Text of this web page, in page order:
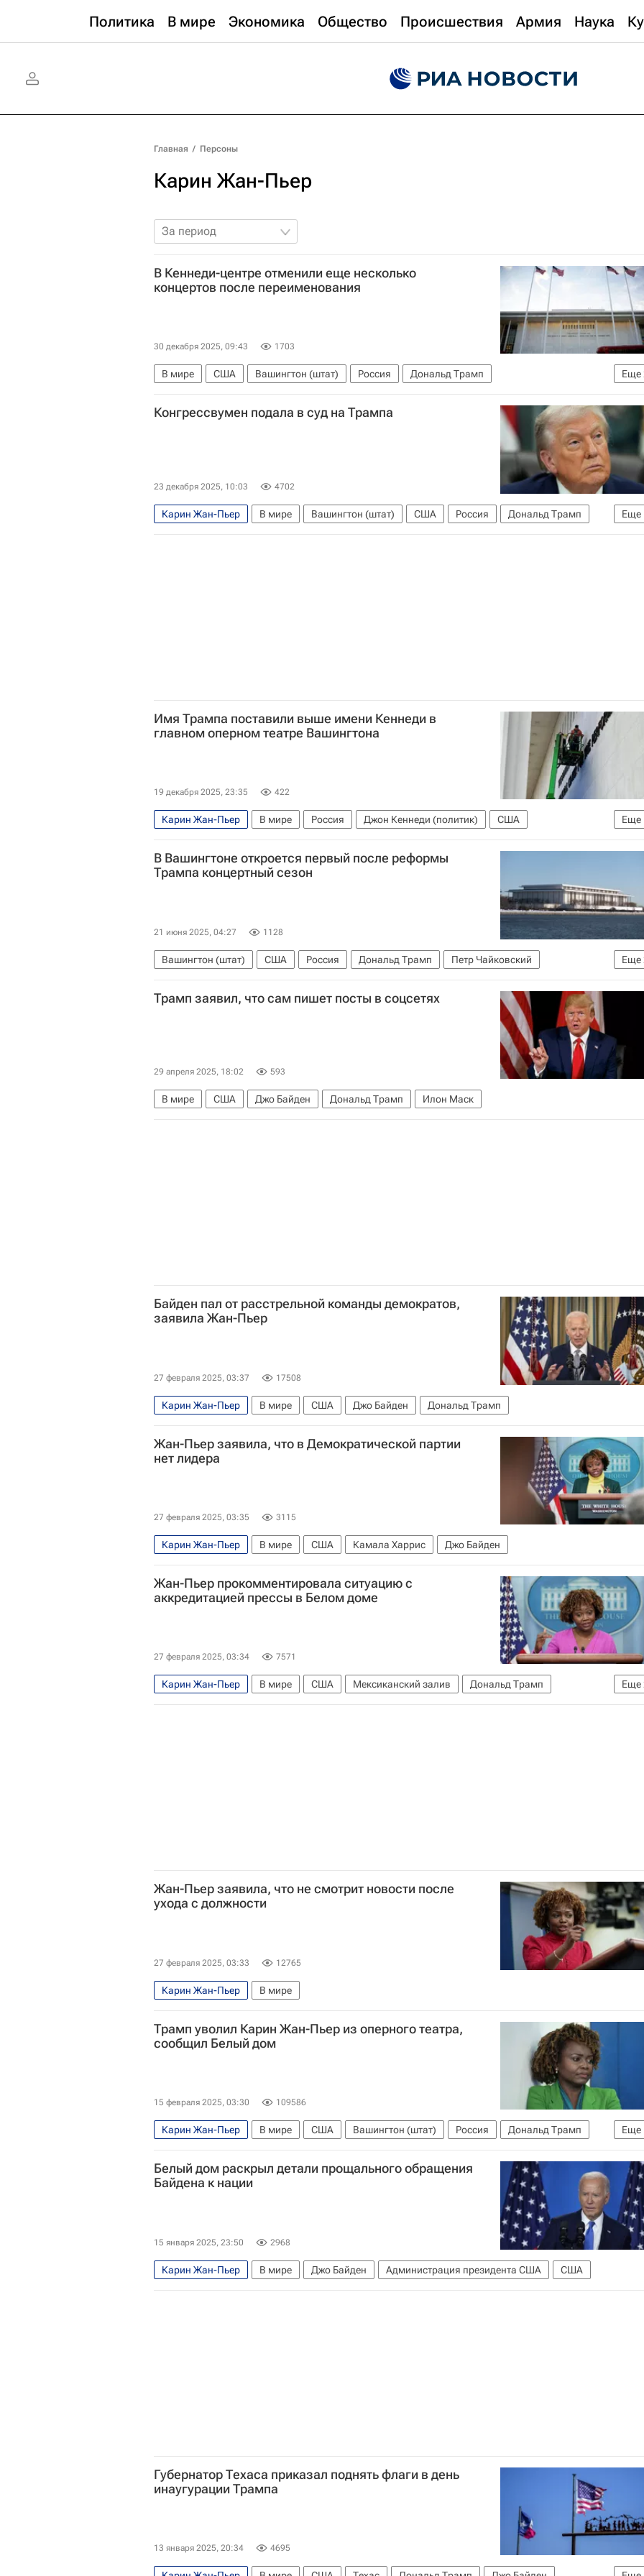
Политика В мире Экономика Общество Происшествия Армия Наука
Главная / Персоны
Карин Жан-Пьер
За период
В Кеннеди-центре отменили еще несколько
концертов после переименования
30 декабря 2025, 09:43 1703
Еще
В мире США Вашингтон (штат) Россия
Дональд Трамп
Джон Кеннеди (политик)
Каролин Левитт
Конгрессвумен подала в суд на Трампа
23 декабря 2025, 10:03 4702
Еще
Карин Жан-Пьер В мире Вашингтон (штат) США Россия
Дональд Трамп
Каролин Левитт
Имя Трампа поставили выше имени Кеннеди в
главном оперном театре Вашингтона
19 декабря 2025, 23:35 422
Еще
Карин Жан-Пьер В мире Россия Джон Кеннеди (политик)
США
Дональд Трамп
В Вашингтоне откроется первый после реформы
Трампа концертный сезон
21 июня 2025, 04:27 1128
Еще
Вашингтон (штат) США Россия Дональд Трамп
Петр Чайковский
Джон Кеннеди (политик)
В мире
Трамп заявил, что сам пишет посты в соцсетях
29 апреля 2025, 18:02 593
В мире США Джо Байден Дональд Трамп Илон Маск
Байден пал от расстрельной команды демократов,
заявила Жан-Пьер
27 февраля 2025, 03:37 17508
Карин Жан-Пьер В мире США Джо Байден Дональд Трамп
Жан-Пьер заявила, что в Демократической партии
нет лидера
27 февраля 2025, 03:35 3115
Карин Жан-Пьер В мире США Камала Харрис Джо Байден
Жан-Пьер прокомментировала ситуацию с
аккредитацией прессы в Белом доме
27 февраля 2025, 03:34 7571
Еще
Карин Жан-Пьер В мире США Мексиканский залив
Дональд Трамп
Джо Байден
Введение Трампом пошлин на импорт
Жан-Пьер заявила, что не смотрит новости после
ухода с должности
27 февраля 2025, 03:33 12765
Карин Жан-Пьер В мире
Трамп уволил Карин Жан-Пьер из оперного театра,
сообщил Белый дом
15 февраля 2025, 03:30 109586
Еще
Карин Жан-Пьер В мире США Вашингтон (штат) Россия
Дональд Трамп
Джон Кеннеди (политик)
Белый дом раскрыл детали прощального обращения
Байдена к нации
15 января 2025, 23:50 2968
Карин Жан-Пьер В мире Джо Байден Администрация президента США США
Губернатор Техаса приказал поднять флаги в день
инаугурации Трампа
13 января 2025, 20:34 4695